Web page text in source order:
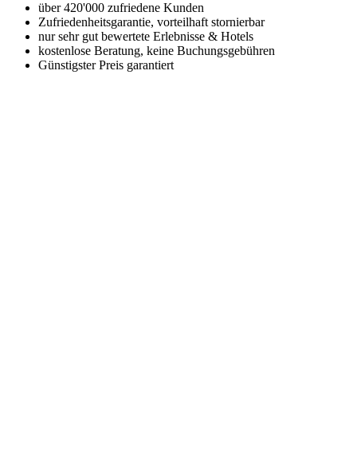
über 420'000 zufriedene Kunden
Zufriedenheitsgarantie, vorteilhaft stornierbar
nur sehr gut bewertete Erlebnisse & Hotels
kostenlose Beratung, keine Buchungsgebühren
Günstigster Preis garantiert